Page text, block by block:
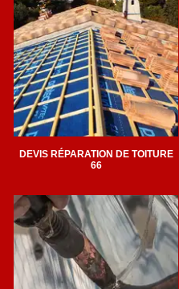
DEVIS RÉPARATION DE TOITURE
66